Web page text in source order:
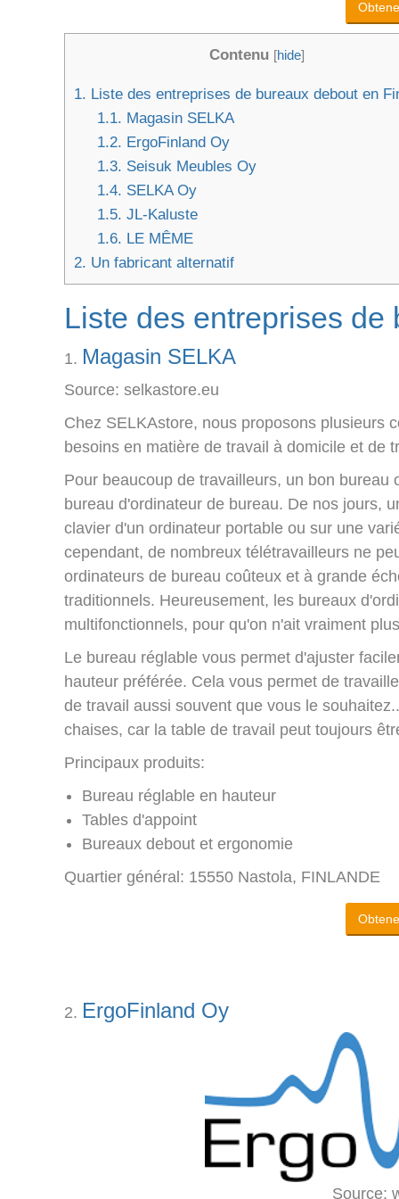
Contenu [hide]
1. Liste des entreprises de bureaux debout en
1.1. Magasin SELKA
1.2. ErgoFinland Oy
1.3. Seisuk Meubles Oy
1.4. SELKA Oy
1.5. JL-Kaluste
1.6. LE MÊME
2. Un fabricant alternatif
Liste des entreprises
Magasin SELKA
Source: selkastore.eu
Chez SELKAstore, nous proposons plusieurs
besoins en matière de travail à domicile et de
Pour beaucoup de travailleurs, un bon
bureau d'ordinateur de bureau. De nos jours,
clavier d'un ordinateur portable ou sur une
cependant, de nombreux télétravailleurs ne
ordinateurs de bureau coûteux et à grande
traditionnels. Heureusement, les bureaux
multifonctionnels, pour qu'on n'ait vraiment
Le bureau réglable vous permet d'ajuster
hauteur préférée. Cela vous permet de
de travail aussi souvent que vous le
chaises, car la table de travail peut toujours
Principaux produits:
Bureau réglable en hauteur
Tables d'appoint
Bureaux debout et ergonomie
Quartier général: 15550 Nastola, FINLANDE
ErgoFinland Oy
Source: